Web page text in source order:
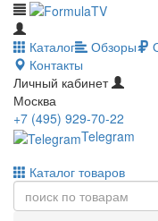
Каталог Обзоры
Контакты
Личный кабинет
Москва
+7 (495) 929-70-22
Telegram
Каталог товаров